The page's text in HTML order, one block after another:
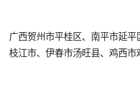
广西贺州市平桂区、南平市延
枝江市、伊春市汤旺县、鸡西